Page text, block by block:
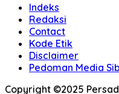
Indeks
Redaksi
Contact
Kode Etik
Disclaimer
Pedoman Media
Copyright ©2025